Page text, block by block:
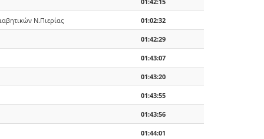
Ν.Πιερίας 01:02:32
01:42:29
01:43:07
01:43:20
01:43:55
01:43:56
01:44:01